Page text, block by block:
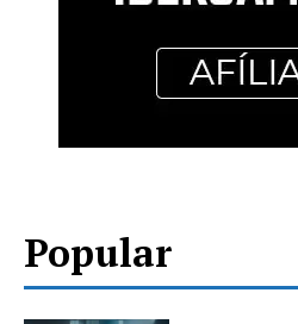
Popular